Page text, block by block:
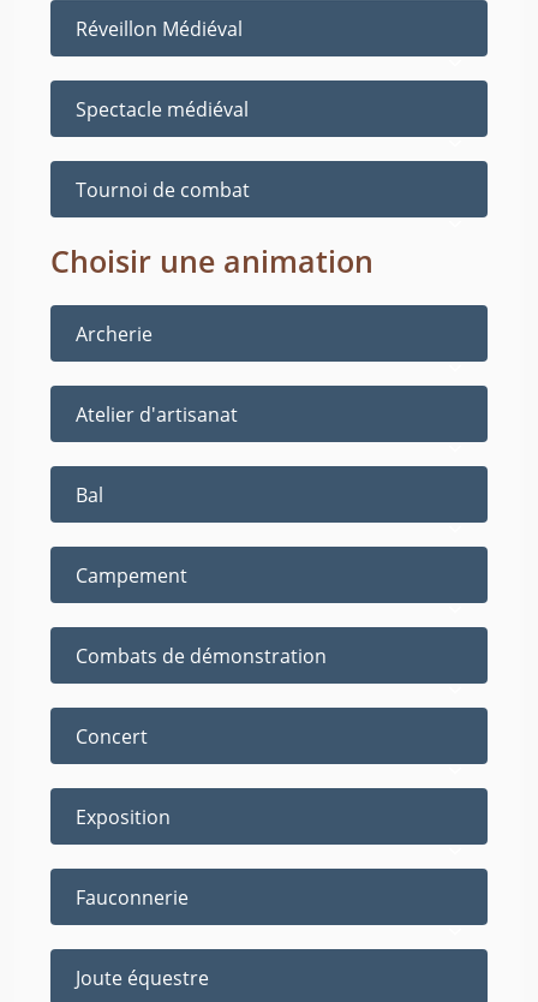
Réveillon Médiéval
Spectacle médiéval
Tournoi de combat
Choisir une animation
Archerie
Atelier d'artisanat
Bal
Campement
Combats de démonstration
Concert
Exposition
Fauconnerie
Joute équestre